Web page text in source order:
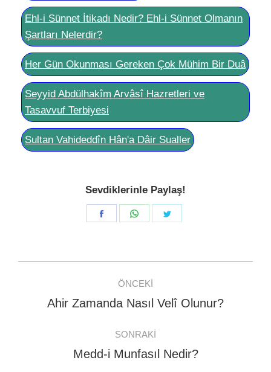
Ehl-i Sünnet İtikadı Nedir? Ehl-i Sünnet Olmanın
Şartları Nelerdir?
Her Gün Okunması Gereken Çok Mühim Bir Duâ
Seyyid Abdülhakîm Arvâsî Hazretleri ve
Tasavvuf Terbiyesi
Sultan Vahideddîn Hân'a Dâir Sualler
Sevdiklerinle Paylaş!
Share
Share
navigation
ÖNCEKI
Previous
Ahir Zamanda Nasıl Velî Olunur?
SONRAKI
Next
Medd-i Munfasıl Nedir?